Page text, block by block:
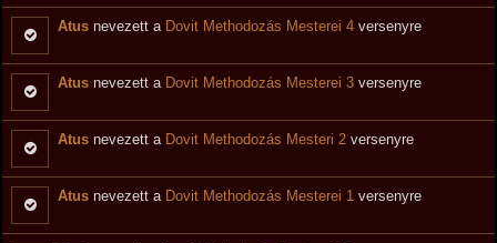
Atus nevezett a Dovit Methodozás Mesterei 4 versenyre
Atus nevezett a Dovit Methodozás Mesterei 3 versenyre
Atus nevezett a Dovit Methodozás Mesteri 2 versenyre
Atus nevezett a Dovit Methodozás Mesterei 1 versenyre